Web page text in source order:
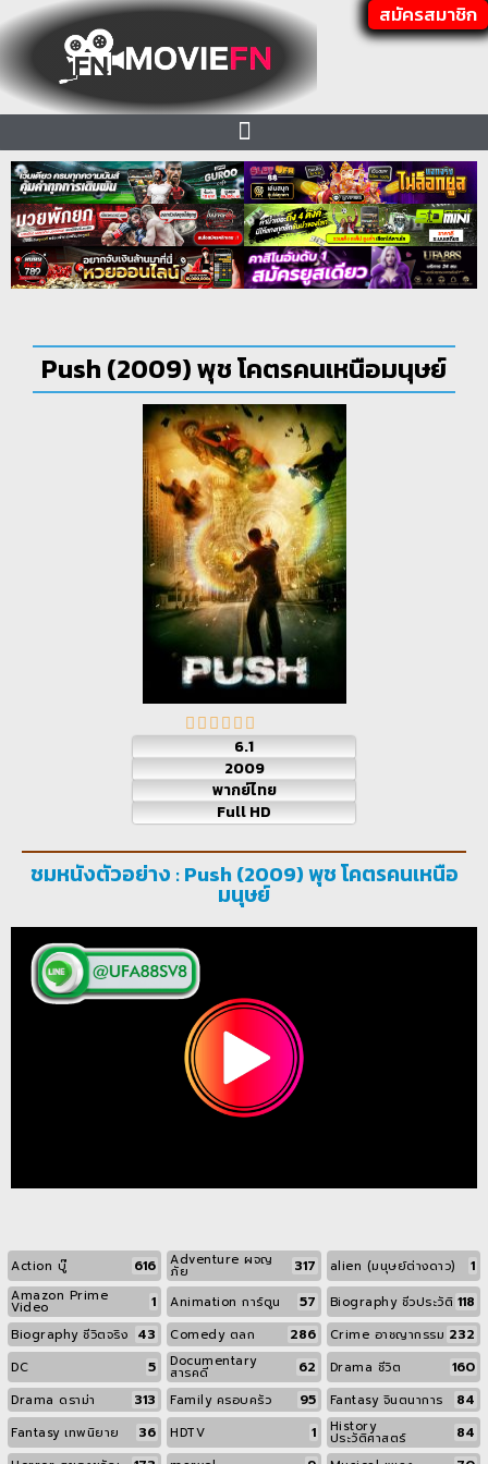
สมัครสมาชิก
Push (2009) พุช โคตรคนเหนือมนุษย์
6.1
2009
พากย์ไทย
Full HD
ชมหนังตัวอย่าง : Push (2009) พุช โคตรคนเหนือ
มนุษย์
Action บู๊ 616 Adventure ผจญ
ภัย 317 alien (มนุษย์ต่างดาว) 1
Amazon Prime
Video 1 Animation การ์ตูน 57 Biography ชีวประวัติ 118
Biography ชีวิตจริง 43 Comedy ตลก 286 Crime อาชญากรรม 232
DC 5 Documentary
สารคดี 62 Drama ชีวิต 160
Drama ดราม่า 313 Family ครอบครัว 95 Fantasy จินตนาการ 84
Fantasy เทพนิยาย 36 HDTV 1 History
ประวัติศาสตร์ 84